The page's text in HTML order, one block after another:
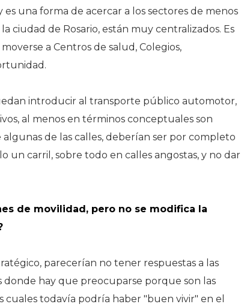
una forma de acercar a los sectores de menos
ciudad de Rosario, están muy centralizados. Es
a Centros de salud, Colegios,
introducir al transporte público automotor,
al menos en términos conceptuales son
de las calles, deberían ser por completo
un carril, sobre todo en calles angostas, y no dar
de movilidad, pero no se modifica la
parecerían no tener respuestas a las
donde hay que preocuparse porque son las
cuales todavía podría haber "buen vivir" en el